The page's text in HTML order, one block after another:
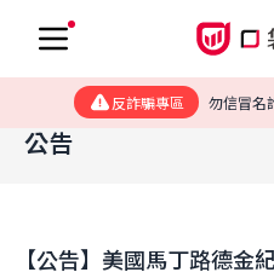
反詐騙專區 勿信冒名
公告
【公告】美國馬丁路德金